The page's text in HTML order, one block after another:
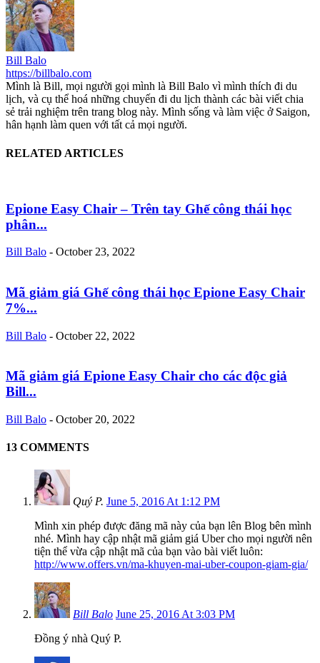
Bill Balo
https://billbalo.com
Mình là Bill, mọi người gọi mình là Bill Balo vì mình thích đi du
lịch, và cụ thể hoá những chuyến đi du lịch thành các bài viết chia
sẻ trải nghiệm trên trang blog này. Mình sống và làm việc ở Saigon,
hân hạnh làm quen với tất cả mọi người.
RELATED ARTICLES
Epione Easy Chair – Trên tay Ghế công thái học
phân...
Bill Balo - October 23, 2022
Mã giảm giá Ghế công thái học Epione Easy Chair
7%...
Bill Balo - October 22, 2022
Mã giảm giá Epione Easy Chair cho các độc giả
Bill...
Bill Balo - October 20, 2022
13 COMMENTS
Quý P. June 5, 2016 At 1:12 PM
Mình xin phép được đăng mã này của bạn lên Blog bên mình
nhé. Mình hay cập nhật mã giảm giá Uber cho mọi người nên
tiện thể vừa cập nhật mã của bạn vào bài viết luôn:
http://www.offers.vn/ma-khuyen-mai-uber-coupon-giam-gia/
Bill Balo June 25, 2016 At 3:03 PM
Đồng ý nhà Quý P.